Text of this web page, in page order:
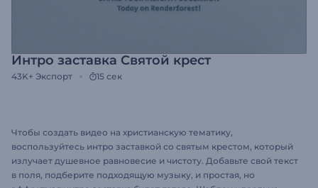
Интро заставка Святой крест
43K+ Экспорт 15 сек
Чтобы создать видео на христианскую тематику,
воспользуйтесь интро заставкой со святым крестом, который
излучает душевное равновесие и чистоту. Добавьте свой текст
в поля, подберите подходящую музыку, и простая, но